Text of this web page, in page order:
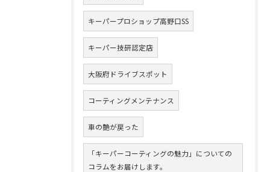
キーパープロショップ高野口SS
キーパー技研認定店
大阪府ドライブスポット
コーティングメンテナンス
車の艶が戻った
「キーパーコーティングの魅力」についての
コラムをお届けします。